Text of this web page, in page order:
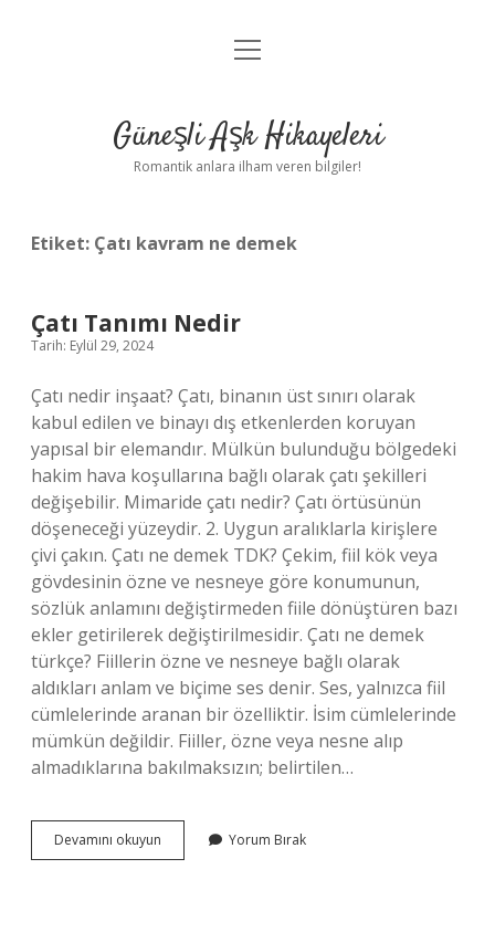
Anasayfa
Yasal Uyarı
menüyü
Güneşli Aşk Hikayeleri
Romantik anlara ilham veren bilgiler!
Etiket: Çatı kavram ne demek
Çatı Tanımı Nedir
Tarih: Eylül 29, 2024
Çatı nedir inşaat? Çatı, binanın üst sınırı olarak
kabul edilen ve binayı dış etkenlerden koruyan
yapısal bir elemandır. Mülkün bulunduğu bölgedeki
hakim hava koşullarına bağlı olarak çatı şekilleri
değişebilir. Mimaride çatı nedir? Çatı örtüsünün
döşeneceği yüzeydir. 2. Uygun aralıklarla kirişlere
çivi çakın. Çatı ne demek TDK? Çekim, fiil kök veya
gövdesinin özne ve nesneye göre konumunun,
sözlük anlamını değiştirmeden fiile dönüştüren bazı
ekler getirilerek değiştirilmesidir. Çatı ne demek
türkçe? Fiillerin özne ve nesneye bağlı olarak
aldıkları anlam ve biçime ses denir. Ses, yalnızca fiil
cümlelerinde aranan bir özelliktir. İsim cümlelerinde
mümkün değildir. Fiiller, özne veya nesne alıp
almadıklarına bakılmaksızın; belirtilen…
Devamını okuyun
Tanımı
Yorum Bırak